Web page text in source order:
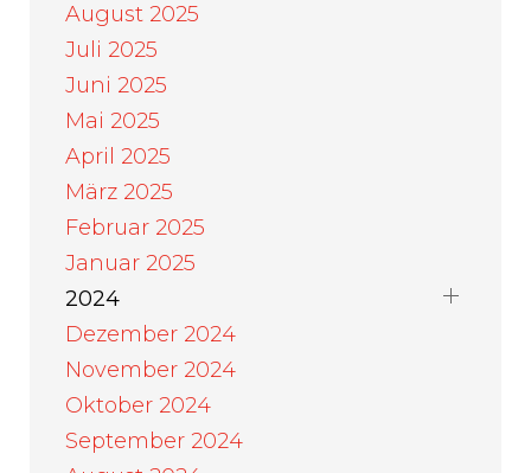
August 2025
Juli 2025
Juni 2025
Mai 2025
April 2025
März 2025
Februar 2025
Januar 2025
2024
Dezember 2024
November 2024
Oktober 2024
September 2024